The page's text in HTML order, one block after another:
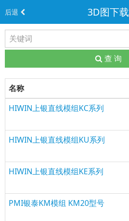
后退 3D图下载
查 询
名称
HIWIN上银直线模组KC系列
HIWIN上银直线模组KU系列
HIWIN上银直线模组KE系列
PMI银泰KM模组 KM20型号